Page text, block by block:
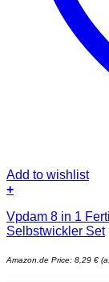
Add to wishlist
+
Vpdam 8 in 1
Selbstwickler Set
Amazon.de Price: 8,29 €